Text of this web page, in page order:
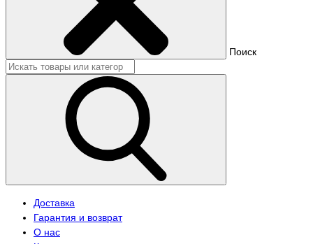
Поиск
Доставка
Гарантия и возврат
О нас